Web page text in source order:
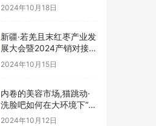
2024年10月18日
新疆·若羌且末红枣产业发
展大会暨2024产销对接会
顺利召开
2024年10月15日
内卷的美容市场,猫跳动·
洗脸吧如何在大环境下“吸
圈”?
2024年10月12日